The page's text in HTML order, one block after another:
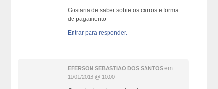
Gostaria de saber sobre os carros e forma
de pagamento
Entrar para responder.
EFERSON SEBASTIAO DOS SANTOS em
11/01/2018 @ 10:00